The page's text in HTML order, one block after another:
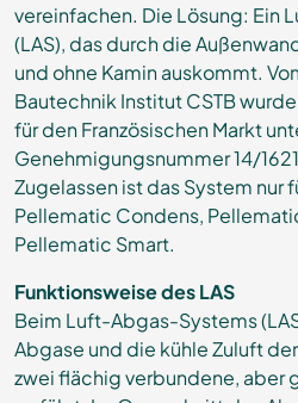
vereinfachen. Die Lösung: Ein
(LAS), das durch die
und ohne Kamin auskommt.
Bautechnik Institut CSTB
für den Französischen Markt
Genehmigungsnummer 14/
Zugelassen ist das System nur
Pellematic Condens,
Pellematic Smart.
Funktionsweise des LAS
Beim Luft-Abgas-Systems
Abgase und die kühle Zuluft
zwei flächig verbundene, aber